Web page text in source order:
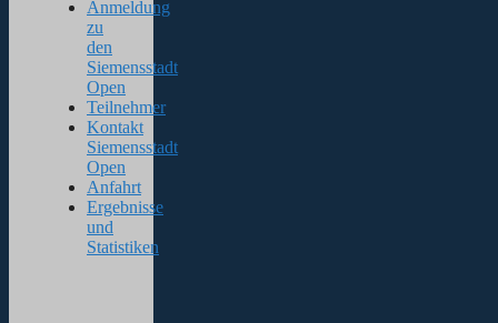
Anmeldung
zu
den
Siemensstadt
Open
Teilnehmer
Kontakt
Siemensstadt
Open
Anfahrt
Ergebnisse
und
Statistiken